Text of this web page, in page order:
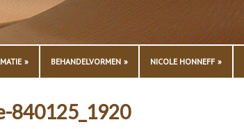
BEHANDELVORMEN NICOLE HONNEFF
840125_1920